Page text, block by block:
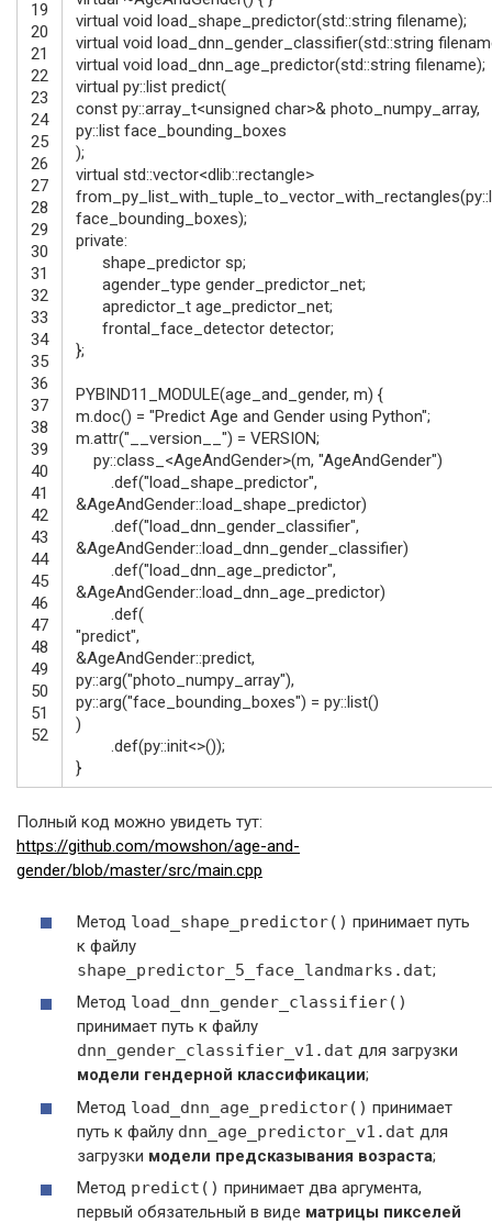
19
20
21
22
23
24
25
26
27
28
29
30
31
32
33
34
35
36
37
38
39
40
41
42
43
44
45
46
47
48
49
50
51
52
virtual void load_shape_predictor(std::string filename);
virtual void load_dnn_gender_classifier(std::string
virtual void load_dnn_age_predictor(std::string filename);
virtual py::list predict(
const py::array_t<unsigned char>& photo_numpy_array,
py::list face_bounding boxes
);
virtual std::vector<dlib::rectangle>
from_py_list_with_tuple_to_vector_with_rectangles(py::
face_bounding_boxes);
private:
shape_predictor sp;
agender_type gender_predictor_net;
apredictor_t age_predictor_net;
frontal_face_detector detector;
};
PYBIND11_MODULE(age_and_gender, m) {
m.doc() = "Predict Age and Gender using Python";
m.attr("__version__") = VERSION;
py::class_ <AgeAndGender>(m, "AgeAndGender")
.def("load_shape_predictor",
&AgeAndGender::load_shape_predictor)
.def("load_dnn_gender_classifier",
&AgeAndGender::load_dnn_gender_classifier)
.def("load_dnn_age_predictor",
&AgeAndGender::load_dnn_age_predictor)
.def(
"predict",
&AgeAndGender::predict,
py::arg("photo_numpy_array"),
py::arg("face_bounding_boxes") = py::list()
)
.def(py::init<>());
}
Полный код можно увидеть тут:
https://github.com/mowshon/age-and-
gender/blob/master/src/main.cpp
Метод load_shape_predictor() принимает путь
к файлу
shape_predictor_5_face_landmarks.dat;
Метод load_dnn_gender_classifier()
принимает путь к файлу
dnn_gender_classifier_v1.dat для загрузки
модели гендерной классификации;
Метод load_dnn_age_predictor() принимает
путь к файлу dnn_age_predictor_v1.dat для
загрузки модели предсказывания возраста;
Метод predict() принимает два аргумента,
первый обязательный в виде матрицы пикселей